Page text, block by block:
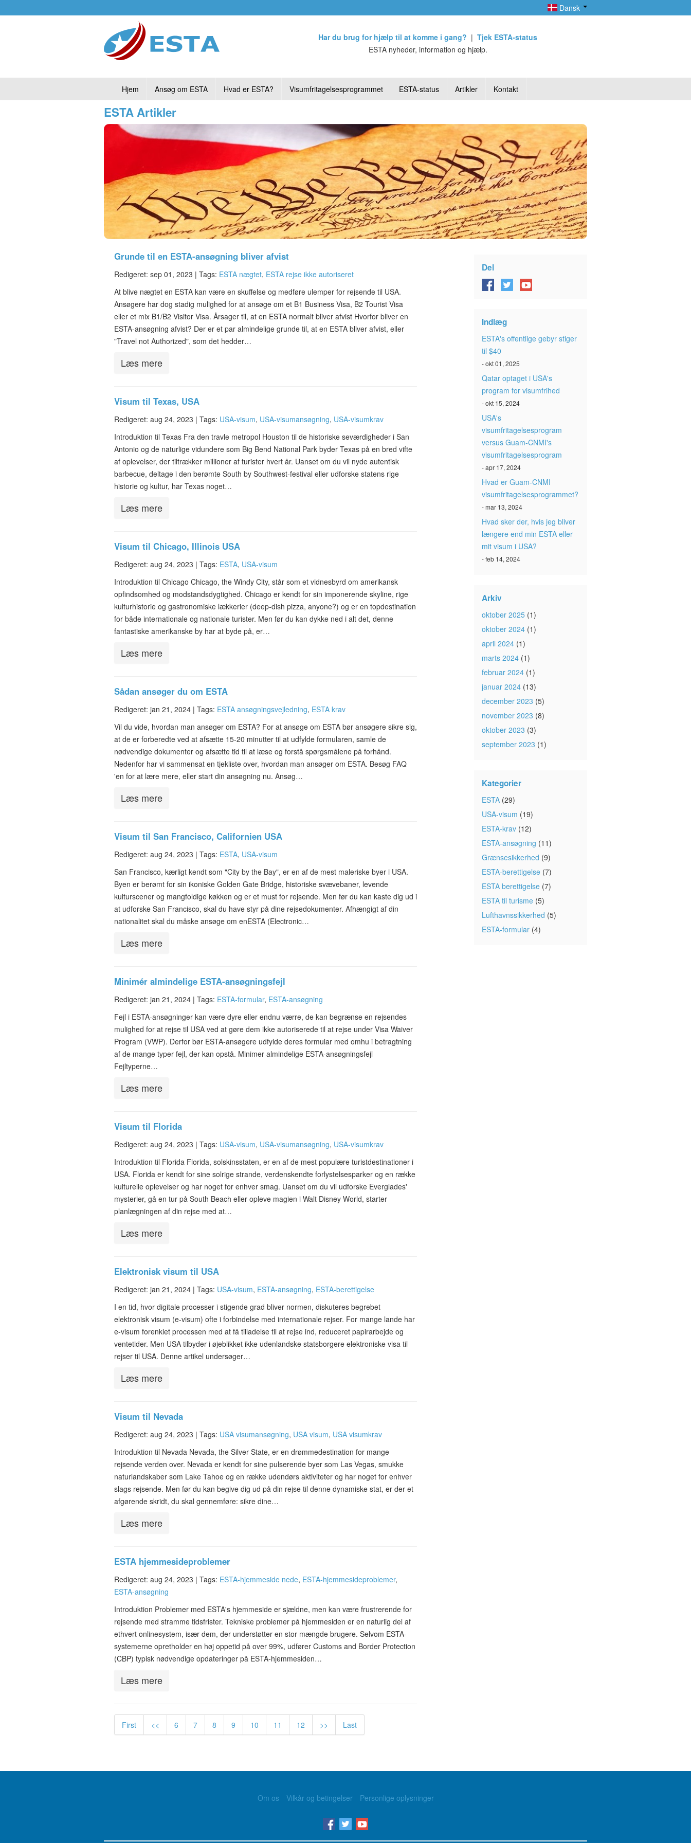
Dansk
Har du brug for hjælp til at komme i gang? | Tjek ESTA-status
ESTA nyheder, information og hjælp.
Hjem Ansøg om ESTA Hvad er ESTA? Visumfritagelsesprogrammet ESTA-status Artikler Kontakt
ESTA Artikler
Grunde til en ESTA-ansøgning bliver afvist
Redigeret: sep 01, 2023 | Tags: ESTA nægtet, ESTA rejse ikke autoriseret
At blive nægtet en ESTA kan være en skuffelse og medføre ulemper for rejsende til USA.
Ansøgere har dog stadig mulighed for at ansøge om et B1 Business Visa, B2 Tourist Visa
eller et mix B1/B2 Visitor Visa. Årsager til, at en ESTA normalt bliver afvist Hvorfor bliver en
ESTA-ansøgning afvist? Der er et par almindelige grunde til, at en ESTA bliver afvist, eller
"Travel not Authorized", som det hedder…
Læs mere
Visum til Texas, USA
Redigeret: aug 24, 2023 | Tags: USA-visum, USA-visumansøgning, USA-visumkrav
Introduktion til Texas Fra den travle metropol Houston til de historiske seværdigheder i San
Antonio og de naturlige vidundere som Big Bend National Park byder Texas på en bred vifte
af oplevelser, der tiltrækker millioner af turister hvert år. Uanset om du vil nyde autentisk
barbecue, deltage i den berømte South by Southwest-festival eller udforske statens rige
historie og kultur, har Texas noget…
Læs mere
Visum til Chicago, Illinois USA
Redigeret: aug 24, 2023 | Tags: ESTA, USA-visum
Introduktion til Chicago Chicago, the Windy City, står som et vidnesbyrd om amerikansk
opfindsomhed og modstandsdygtighed. Chicago er kendt for sin imponerende skyline, rige
kulturhistorie og gastronomiske lækkerier (deep-dish pizza, anyone?) og er en topdestination
for både internationale og nationale turister. Men før du kan dykke ned i alt det, denne
fantastiske amerikanske by har at byde på, er…
Læs mere
Sådan ansøger du om ESTA
Redigeret: jan 21, 2024 | Tags: ESTA ansøgningsvejledning, ESTA krav
Vil du vide, hvordan man ansøger om ESTA? For at ansøge om ESTA bør ansøgere sikre sig,
at de er forberedte ved at afsætte 15-20 minutter til at udfylde formularen, samle de
nødvendige dokumenter og afsætte tid til at læse og forstå spørgsmålene på forhånd.
Nedenfor har vi sammensat en tjekliste over, hvordan man ansøger om ESTA. Besøg FAQ
'en for at lære mere, eller start din ansøgning nu. Ansøg…
Læs mere
Visum til San Francisco, Californien USA
Redigeret: aug 24, 2023 | Tags: ESTA, USA-visum
San Francisco, kærligt kendt som "City by the Bay", er en af de mest maleriske byer i USA.
Byen er berømt for sin ikoniske Golden Gate Bridge, historiske svævebaner, levende
kulturscener og mangfoldige køkken og er et must for rejsende. Men før du kan kaste dig ud i
at udforske San Francisco, skal du have styr på dine rejsedokumenter. Afhængigt af din
nationalitet skal du måske ansøge om enESTA (Electronic…
Læs mere
Minimér almindelige ESTA-ansøgningsfejl
Redigeret: jan 21, 2024 | Tags: ESTA-formular, ESTA-ansøgning
Fejl i ESTA-ansøgninger kan være dyre eller endnu værre, de kan begrænse en rejsendes
mulighed for at rejse til USA ved at gøre dem ikke autoriserede til at rejse under Visa Waiver
Program (VWP). Derfor bør ESTA-ansøgere udfylde deres formular med omhu i betragtning
af de mange typer fejl, der kan opstå. Minimer almindelige ESTA-ansøgningsfejl
Fejltyperne…
Læs mere
Visum til Florida
Redigeret: aug 24, 2023 | Tags: USA-visum, USA-visumansøgning, USA-visumkrav
Introduktion til Florida Florida, solskinsstaten, er en af de mest populære turistdestinationer i
USA. Florida er kendt for sine solrige strande, verdenskendte forlystelsesparker og en række
kulturelle oplevelser og har noget for enhver smag. Uanset om du vil udforske Everglades'
mysterier, gå en tur på South Beach eller opleve magien i Walt Disney World, starter
planlægningen af din rejse med at…
Læs mere
Elektronisk visum til USA
Redigeret: jan 21, 2024 | Tags: USA-visum, ESTA-ansøgning, ESTA-berettigelse
I en tid, hvor digitale processer i stigende grad bliver normen, diskuteres begrebet
elektronisk visum (e-visum) ofte i forbindelse med internationale rejser. For mange lande har
e-visum forenklet processen med at få tilladelse til at rejse ind, reduceret papirarbejde og
ventetider. Men USA tilbyder i øjeblikket ikke udenlandske statsborgere elektroniske visa til
rejser til USA. Denne artikel undersøger…
Læs mere
Visum til Nevada
Redigeret: aug 24, 2023 | Tags: USA visumansøgning, USA visum, USA visumkrav
Introduktion til Nevada Nevada, the Silver State, er en drømmedestination for mange
rejsende verden over. Nevada er kendt for sine pulserende byer som Las Vegas, smukke
naturlandskaber som Lake Tahoe og en række udendørs aktiviteter og har noget for enhver
slags rejsende. Men før du kan begive dig ud på din rejse til denne dynamiske stat, er der et
afgørende skridt, du skal gennemføre: sikre dine…
Læs mere
ESTA hjemmesideproblemer
Redigeret: aug 24, 2023 | Tags: ESTA-hjemmeside nede, ESTA-hjemmesideproblemer,
ESTA-ansøgning
Introduktion Problemer med ESTA's hjemmeside er sjældne, men kan være frustrerende for
rejsende med stramme tidsfrister. Tekniske problemer på hjemmesiden er en naturlig del af
ethvert onlinesystem, især dem, der understøtter en stor mængde brugere. Selvom ESTA-
systemerne opretholder en høj oppetid på over 99%, udfører Customs and Border Protection
(CBP) typisk nødvendige opdateringer på ESTA-hjemmesiden…
Læs mere
First << 6 7 8 9 10 11 12 >> Last
Del
Indlæg
ESTA's offentlige gebyr stiger
til $40
- okt 01, 2025
Qatar optaget i USA's
program for visumfrihed
- okt 15, 2024
USA's
visumfritagelsesprogram
versus Guam-CNMI's
visumfritagelsesprogram
- apr 17, 2024
Hvad er Guam-CNMI
visumfritagelsesprogrammet?
- mar 13, 2024
Hvad sker der, hvis jeg bliver
længere end min ESTA eller
mit visum i USA?
- feb 14, 2024
Arkiv
oktober 2025 (1)
oktober 2024 (1)
april 2024 (1)
marts 2024 (1)
februar 2024 (1)
januar 2024 (13)
december 2023 (5)
november 2023 (8)
oktober 2023 (3)
september 2023 (1)
Kategorier
ESTA (29)
USA-visum (19)
ESTA-krav (12)
ESTA-ansøgning (11)
Grænsesikkerhed (9)
ESTA-berettigelse (7)
ESTA berettigelse (7)
ESTA til turisme (5)
Lufthavnssikkerhed (5)
ESTA-formular (4)
Om os Vilkår og betingelser Personlige oplysninger